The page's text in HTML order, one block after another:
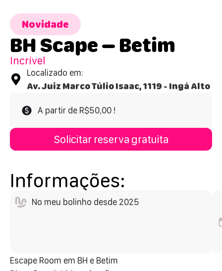
Novidade
BH Scape – Betim
Incrível
Localizado em:
Av. Juiz Marco Túlio Isaac, 1119 - Ingá Alto
A partir de R$50,00 !
Solicitar reserva gratuita
Informações:
No meu bolinho desde 2025
Escape Room em BH e Betim